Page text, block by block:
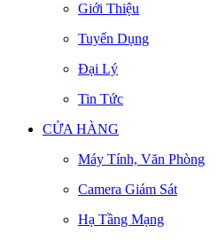
Giới Thiệu
Tuyển Dụng
Đại Lý
Tin Tức
CỬA HÀNG
Máy Tính, Văn Phòng
Camera Giám Sát
Hạ Tầng Mạng